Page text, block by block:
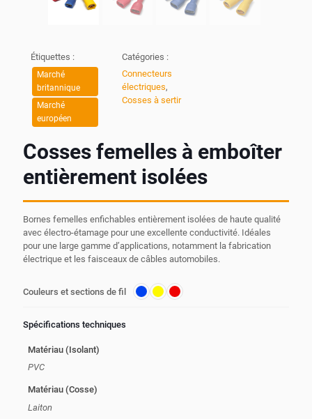
Étiquettes :
Marché
britannique
Marché
européen
Catégories :
Connecteurs
électriques,
Cosses à sertir
Cosses femelles à emboîter
entièrement isolées
Bornes femelles enfichables entièrement isolées de haute qualité
avec électro-étamage pour une excellente conductivité. Idéales
pour une large gamme d’applications, notamment la fabrication
électrique et les faisceaux de câbles automobiles.
Couleurs et sections de fil
Spécifications techniques
Matériau (Isolant)
PVC
Matériau (Cosse)
Laiton